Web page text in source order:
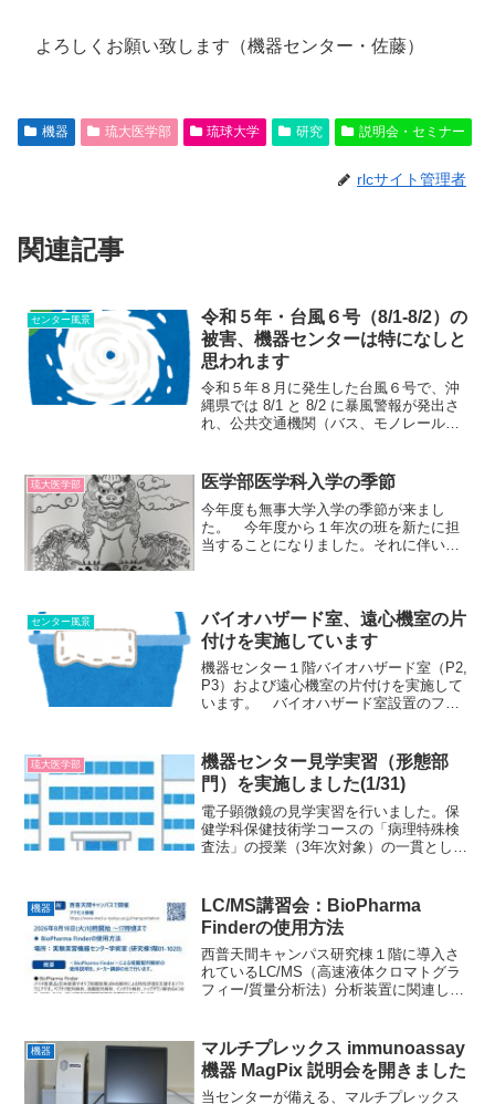
よろしくお願い致します（機器センター・佐藤）
機器 琉大医学部 琉球大学 研究 説明会・セミナー
rlcサイト管理者
関連記事
センター風景
令和５年・台風６号（8/1-8/2）の
被害、機器センターは特になしと
思われます
令和５年８月に発生した台風６号で、沖
縄県では 8/1 と 8/2 に暴風警報が発出さ
れ、公共交通機関（バス、モノレール
過した後に、各実験室・セミナー室等の
被害状況を確認...
琉大医学部 医学部医学科入学の季節
今年度も無事大学入学の季節が来まし
た。 今年度から１年次の班を新たに担
当することになりました。それに伴い、
ンでも挨拶させて頂きました...
センター風景
バイオハザード室、遠心機室の片
付けを実施しています
機器センター１階バイオハザード室（P2,
P3）および遠心機室の片付けを実施して
います。 バイオハザード室設置のフロ
有効期限（expiration date）から一定期...
琉大医学部
機器センター見学実習（形態部
門）を実施しました(1/31)
電子顕微鏡の見学実習を行いました。保
健学科保健技術学コースの「病理特殊検
査法」の授業（3年次対象）の一貫とし
14：30電子顕微鏡の構造と原理について
の説明とデモン...
機器
LC/MS講習会：BioPharma
Finderの使用方法
西普天間キャンパス研究棟１階に導入さ
れているLC/MS（高速液体クロマトグラ
フィー/質量分析法）分析装置に関連し
ポスター）。「BioPharma Fin...
機器
マルチプレックス immunoassay
機器 MagPix 説明会を開きました
当センターが備える、マルチプレックス